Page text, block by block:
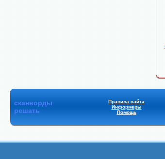
сканворды
решать
Правила сайта
Информеры
Помощь